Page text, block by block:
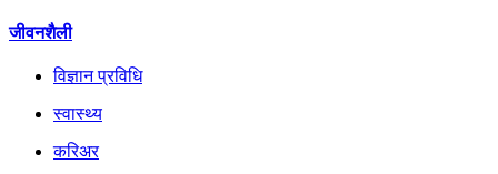
जीवनशैली
विज्ञान प्रविधि
स्वास्थ्य
करिअर